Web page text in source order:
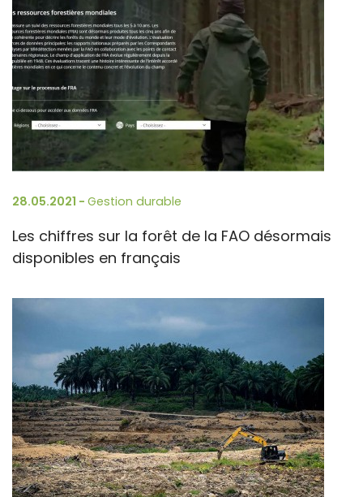
28.05.2021 - Gestion durable
Les chiffres sur la forêt de la FAO désormais
disponibles en français